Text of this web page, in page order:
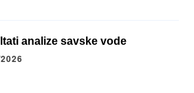
analize savske vode